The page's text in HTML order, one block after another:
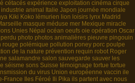
cétacés expérience exploitation cinéma cirque
industrie animal Italie Japon journée mondiale
Kiki Koko lémurien lion loisirs lynx Madrid
masque méduse mer Mexique miracle
Unies Népal océan oeufs oie opération Oscar
perdu photo photos animalières pieuvre pingouin
rouge polémique pollution poney porc poulpe
de la nature prévention requin robot Roger
salamandre salon sauvegarde sauver les
séisme sons Suisse témoignage tortue tortue
du virus Union européenne vaccin ile
France Iles Féroé Ili Pika ils partent avec nous